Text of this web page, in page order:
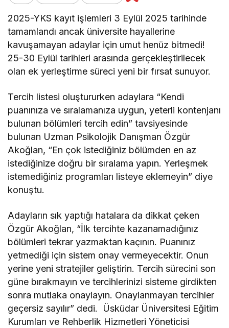
2025-YKS kayıt işlemleri 3 Eylül 2025 tarihinde
tamamlandı ancak üniversite hayallerine
kavuşamayan adaylar için umut henüz bitmedi!
25-30 Eylül tarihleri arasında gerçekleştirilecek
olan ek yerleştirme süreci yeni bir fırsat sunuyor.
Tercih listesi oluştururken adaylara “Kendi
puanınıza ve sıralamanıza uygun, yeterli kontenjanı
bulunan bölümleri tercih edin” tavsiyesinde
bulunan Uzman Psikolojik Danışman Özgür
Akoğlan, “En çok istediğiniz bölümden en az
istediğinize doğru bir sıralama yapın. Yerleşmek
istemediğiniz programları listeye eklemeyin” diye
konuştu.
Adayların sık yaptığı hatalara da dikkat çeken
Özgür Akoğlan, “İlk tercihte kazanamadığınız
bölümleri tekrar yazmaktan kaçının. Puanınız
yetmediği için sistem onay vermeyecektir. Onun
yerine yeni stratejiler geliştirin. Tercih sürecini son
güne bırakmayın ve tercihlerinizi sisteme girdikten
sonra mutlaka onaylayın. Onaylanmayan tercihler
geçersiz sayılır” dedi. Üsküdar Üniversitesi Eğitim
Kurumları ve Rehberlik Hizmetleri Yöneticisi